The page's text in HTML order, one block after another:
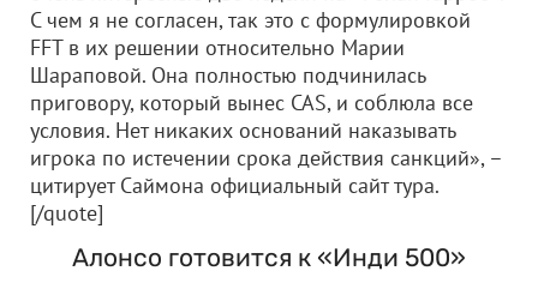
С чем я не согласен, так это с формулировкой
FFT в их решении относительно Марии
Шараповой. Она полностью подчинилась
приговору, который вынес CAS, и соблюла все
условия. Нет никаких оснований наказывать
игрока по истечении срока действия санкций», –
цитирует Саймона официальный сайт тура.
[/quote]
Алонсо готовится к «Инди 500»